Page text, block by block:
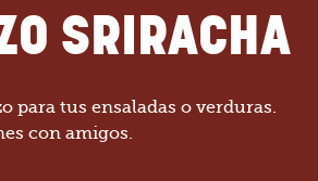
SRIRACHA
para tus ensaladas o verduras.
con amigos.